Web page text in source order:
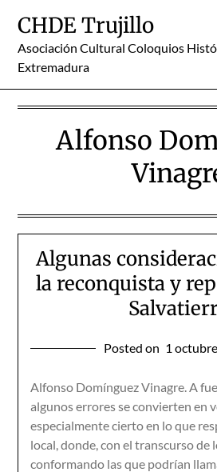
content
CHDE Trujillo
Asociación Cultural Coloquios
Extremadura
Alfonso
Algunas
la reconquista y
Posted on 1
Alfonso Domínguez Vinagre. A
algunos errores se convierten en
especialmente cierto en lo que
local, donde, con el transcurso de
conformando las que podrían